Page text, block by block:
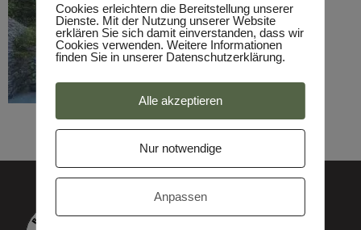
Cookies erleichtern die Bereitstellung unserer
Dienste. Mit der Nutzung unserer Website
erklären Sie sich damit einverstanden, dass wir
Cookies verwenden. Weitere Informationen
finden Sie in unserer Datenschutzerklärung.
Alle akzeptieren
Nur notwendige
Anpassen